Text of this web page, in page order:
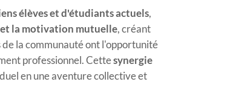
élèves et d'étudiants actuels,
et la motivation mutuelle , créant
de la communauté ont l'opportunité
professionnel. Cettesynergie
en une aventure collective et